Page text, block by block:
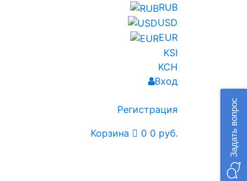
RUB
USD
EUR
KSI
KCH
Вход
Регистрация
Корзина 0 0 руб. Задать вопрос